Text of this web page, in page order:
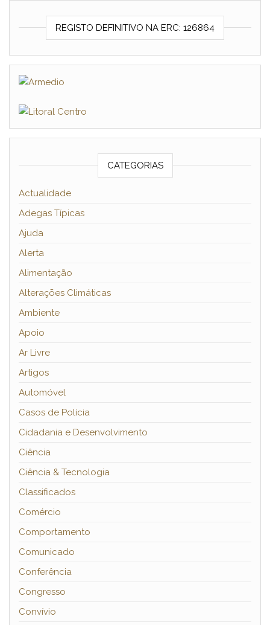
REGISTO DEFINITIVO NA ERC: 126864
CATEGORIAS
Actualidade
Adegas Típicas
Ajuda
Alerta
Alimentação
Alterações Climáticas
Ambiente
Apoio
Ar Livre
Artigos
Automóvel
Casos de Polícia
Cidadania e Desenvolvimento
Ciência
Ciência & Tecnologia
Classificados
Comércio
Comportamento
Comunicado
Conferência
Congresso
Convívio